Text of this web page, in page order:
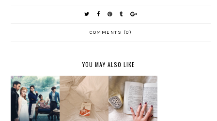
COMMENTS (0)
YOU MAY ALSO LIKE
DÉCOUVE
RTES DU
MOIS
#JANVIER
2021
DÉCOUVE
RTES DU
MOIS #2
LES
DÉCOUVE
RTES DU
MOIS #1